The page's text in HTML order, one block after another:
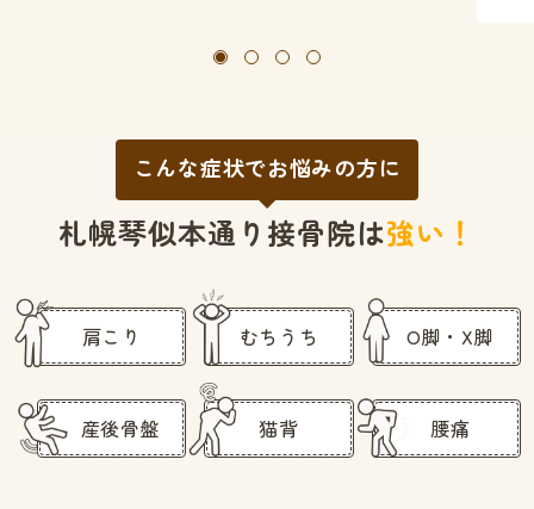
こんな症状でお悩みの方に
札幌琴似本通り接骨院は強い！
肩こり むちうち O脚・X脚
産後骨盤 猫背 腰痛